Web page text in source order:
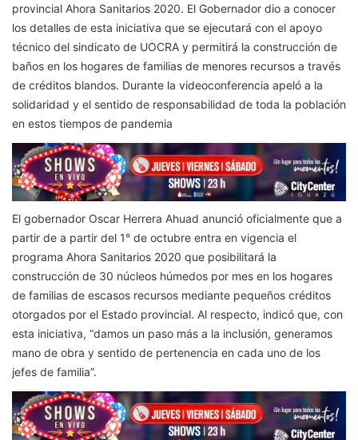
provincial Ahora Sanitarios 2020. El Gobernador dio a conocer
los detalles de esta iniciativa que se ejecutará con el apoyo
técnico del sindicato de UOCRA y permitirá la construcción de
baños en los hogares de familias de menores recursos a través
de créditos blandos. Durante la videoconferencia apeló a la
solidaridad y el sentido de responsabilidad de toda la población
en estos tiempos de pandemia
El gobernador Oscar Herrera Ahuad anunció oficialmente que a
partir de a partir del 1° de octubre entra en vigencia el
programa Ahora Sanitarios 2020 que posibilitará la
construcción de 30 núcleos húmedos por mes en los hogares
de familias de escasos recursos mediante pequeños créditos
otorgados por el Estado provincial. Al respecto, indicó que, con
esta iniciativa, “damos un paso más a la inclusión, generamos
mano de obra y sentido de pertenencia en cada uno de los
jefes de familia”.